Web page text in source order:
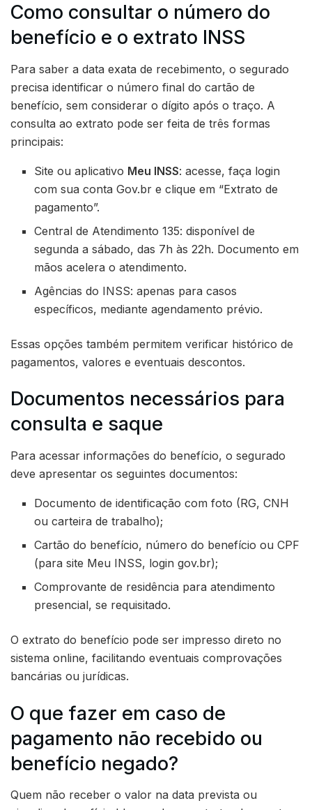
Como consultar o número do
benefício e o extrato INSS
Para saber a data exata de recebimento, o segurado
precisa identificar o número final do cartão de
benefício, sem considerar o dígito após o traço. A
consulta ao extrato pode ser feita de três formas
principais:
Site ou aplicativo Meu INSS: acesse, faça login
com sua conta Gov.br e clique em “Extrato de
pagamento”.
Central de Atendimento 135: disponível de
segunda a sábado, das 7h às 22h. Documento em
mãos acelera o atendimento.
Agências do INSS: apenas para casos
específicos, mediante agendamento prévio.
Essas opções também permitem verificar histórico de
pagamentos, valores e eventuais descontos.
Documentos necessários para
consulta e saque
Para acessar informações do benefício, o segurado
deve apresentar os seguintes documentos:
Documento de identificação com foto (RG, CNH
ou carteira de trabalho);
Cartão do benefício, número do benefício ou CPF
(para site Meu INSS, login gov.br);
Comprovante de residência para atendimento
presencial, se requisitado.
O extrato do benefício pode ser impresso direto no
sistema online, facilitando eventuais comprovações
bancárias ou jurídicas.
O que fazer em caso de
pagamento não recebido ou
benefício negado?
Quem não receber o valor na data prevista ou